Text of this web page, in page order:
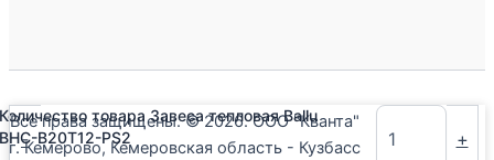
Все права защищены. © 2026. ООО "Кванта"
г. Кемерово, Кемеровская область - Кузбасс
-
товара Завеса тепловая Ballu
B20T12-PS2
+